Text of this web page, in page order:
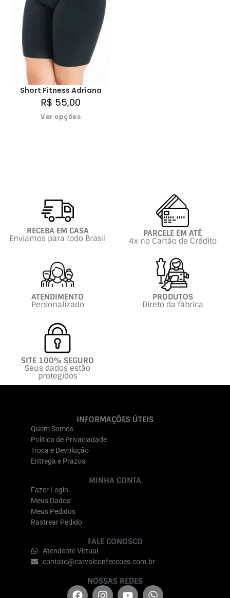
Short Fitness Adriana
R$ 55,00
Ver opções
RECEBA EM CASA
Enviamos para todo Brasil PARCELE EM ATÉ
4x no Cartão de Crédito
ATENDIMENTO
Personalizado
PRODUTOS
Direto da fábrica
SITE 100% SEGURO
Seus dados estão
protegidos
INFORMAÇÕES ÚTEIS
Quem Somos
Política de Privaciadade
Troca e Devolução
Entrega e Prazos
MINHA CONTA
Fazer Login
Meus Dados
Meus Pedidos
Rastrear Pedido
FALE CONOSCO
Atendente Virtual
contato@carvalconfeccoes.com.br
NOSSAS REDES